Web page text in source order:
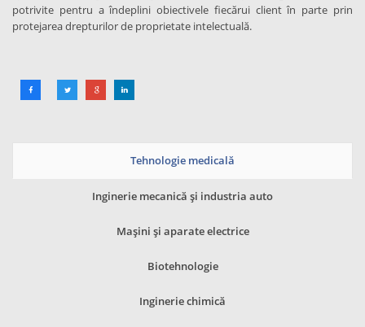
potrivite pentru a îndeplini obiectivele fiecărui client în parte prin
protejarea drepturilor de proprietate intelectuală.
Tehnologie medicală
Inginerie mecanică și industria auto
Mașini și aparate electrice
Biotehnologie
Inginerie chimică